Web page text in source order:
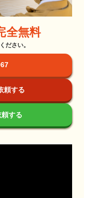
全無料
ださい。
頼する
する